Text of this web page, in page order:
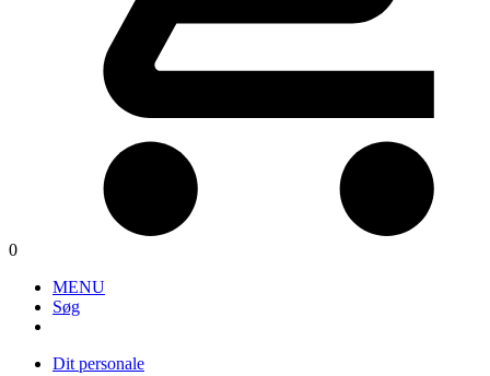
0
MENU
Søg
Dit personale